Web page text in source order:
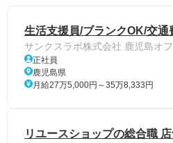
生活支援員/ブランクOK/交通
サンクスラボ株式会社 鹿児島オ
正社員
鹿児島県
月給27万5,000円～35万8,333円
リユースショップの総合職